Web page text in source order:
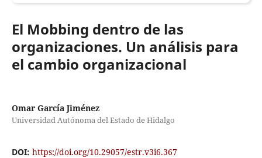
El Mobbing dentro de las
organizaciones. Un análisis para
el cambio organizacional
Omar García Jiménez
Universidad Autónoma del Estado de Hidalgo
DOI: https://doi.org/10.29057/estr.v3i6.367